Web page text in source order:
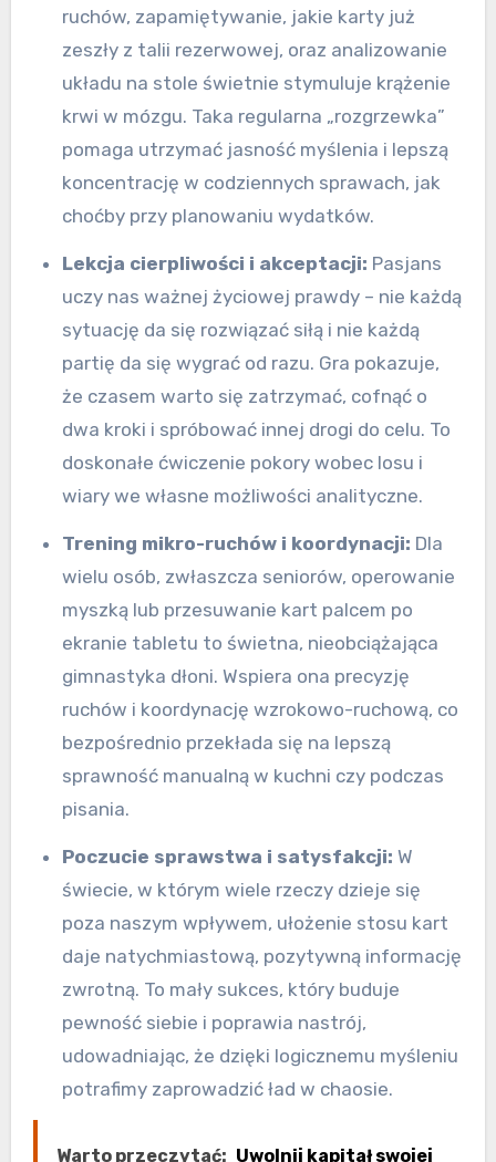
ruchów, zapamiętywanie, jakie karty już
zeszły z talii rezerwowej, oraz analizowanie
układu na stole świetnie stymuluje krążenie
krwi w mózgu. Taka regularna „rozgrzewka”
pomaga utrzymać jasność myślenia i lepszą
koncentrację w codziennych sprawach, jak
choćby przy planowaniu wydatków.
Lekcja cierpliwości i akceptacji: Pasjans
uczy nas ważnej życiowej prawdy – nie każdą
sytuację da się rozwiązać siłą i nie każdą
partię da się wygrać od razu. Gra pokazuje,
że czasem warto się zatrzymać, cofnąć o
dwa kroki i spróbować innej drogi do celu. To
doskonałe ćwiczenie pokory wobec losu i
wiary we własne możliwości analityczne.
Trening mikro-ruchów i koordynacji: Dla
wielu osób, zwłaszcza seniorów, operowanie
myszką lub przesuwanie kart palcem po
ekranie tabletu to świetna, nieobciążająca
gimnastyka dłoni. Wspiera ona precyzję
ruchów i koordynację wzrokowo-ruchową, co
bezpośrednio przekłada się na lepszą
sprawność manualną w kuchni czy podczas
pisania.
Poczucie sprawstwa i satysfakcji: W
świecie, w którym wiele rzeczy dzieje się
poza naszym wpływem, ułożenie stosu kart
daje natychmiastową, pozytywną informację
zwrotną. To mały sukces, który buduje
pewność siebie i poprawia nastrój,
udowadniając, że dzięki logicznemu myśleniu
potrafimy zaprowadzić ład w chaosie.
Warto przeczytać: Uwolnij kapitał swojej